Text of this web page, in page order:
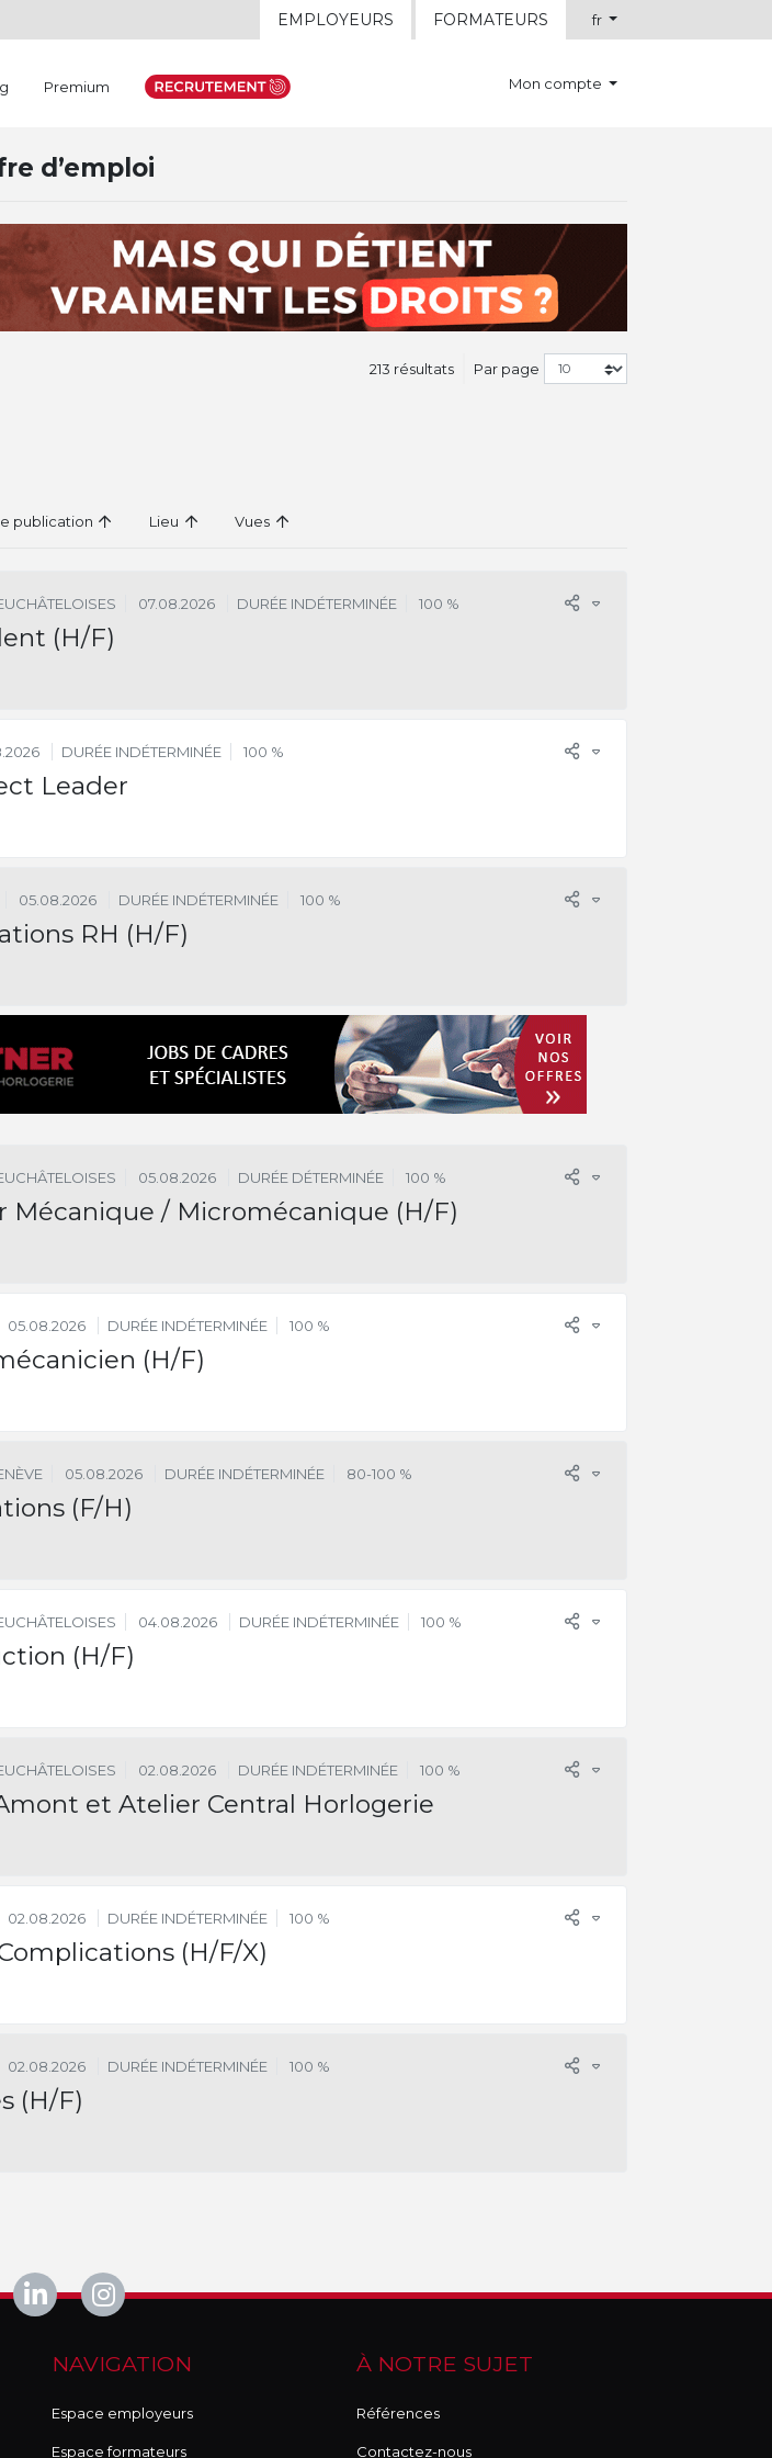
EMPLOYEURS FORMATEURS fr
Premium Mon compte
d’emploi
213 résultats Par page
publication Lieu Vues
07.08.2026 DURÉE INDÉTERMINÉE 100 %
(H/F)
DURÉE INDÉTERMINÉE 100 %
Leader
05.08.2026 DURÉE INDÉTERMINÉE 100 %
RH (H/F)
05.08.2026 DURÉE DÉTERMINÉE 100 %
Mécanique / Micromécanique (H/F)
05.08.2026 DURÉE INDÉTERMINÉE 100 %
(H/F)
05.08.2026 DURÉE INDÉTERMINÉE 80-100 %
(F/H)
04.08.2026 DURÉE INDÉTERMINÉE 100 %
(H/F)
02.08.2026 DURÉE INDÉTERMINÉE 100 %
et Atelier Central Horlogerie
02.08.2026 DURÉE INDÉTERMINÉE 100 %
(H/F/X)
02.08.2026 DURÉE INDÉTERMINÉE 100 %
(H/F)
NAVIGATION
Espace employeurs
Espace formateurs
À NOTRE SUJET
Références
Contactez-nous